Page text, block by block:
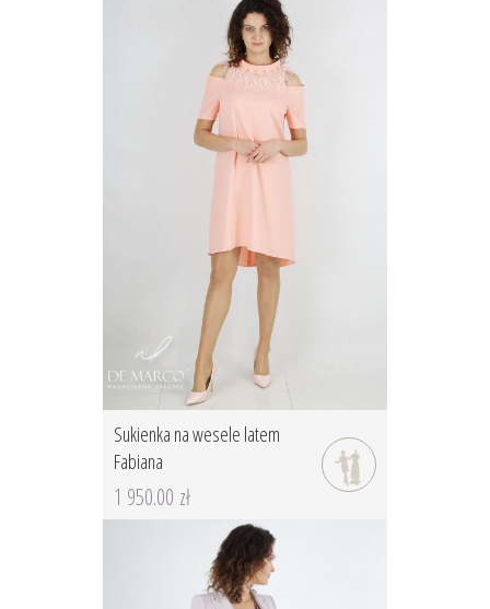
Sukienka na wesele latem
Fabiana
1 950.00 zł